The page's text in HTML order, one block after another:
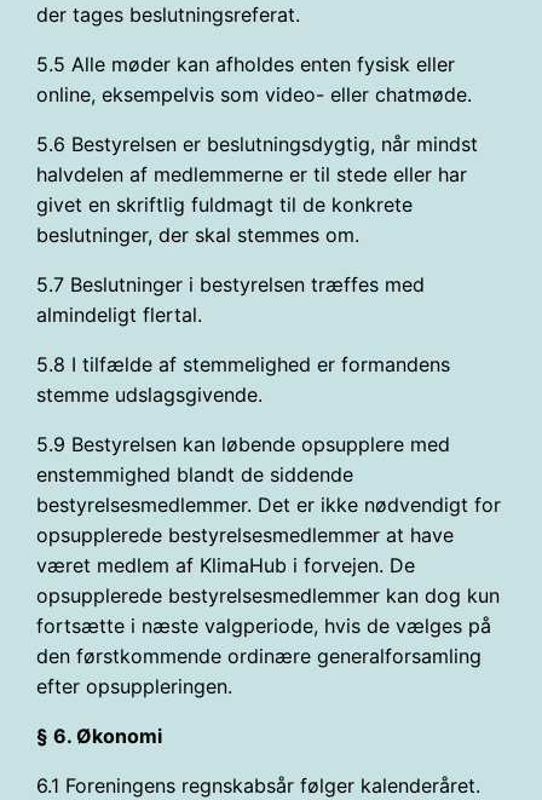
der tages beslutningsreferat.
5.5 Alle møder kan afholdes enten fysisk eller
online, eksempelvis som video- eller chatmøde.
5.6 Bestyrelsen er beslutningsdygtig, når mindst
halvdelen af medlemmerne er til stede eller har
givet en skriftlig fuldmagt til de konkrete
beslutninger, der skal stemmes om.
5.7 Beslutninger i bestyrelsen træffes med
almindeligt flertal.
5.8 I tilfælde af stemmelighed er formandens
stemme udslagsgivende.
5.9 Bestyrelsen kan løbende opsupplere med
enstemmighed blandt de siddende
bestyrelsesmedlemmer. Det er ikke nødvendigt for
opsupplerede bestyrelsesmedlemmer at have
været medlem af KlimaHub i forvejen. De
opsupplerede bestyrelsesmedlemmer kan dog kun
fortsætte i næste valgperiode, hvis de vælges på
den førstkommende ordinære generalforsamling
efter opsuppleringen.
§ 6. Økonomi
6.1 Foreningens regnskabsår følger kalenderåret.